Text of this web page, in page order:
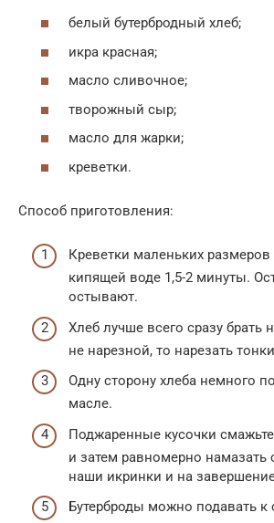
белый бутербродный хлеб;
икра красная;
масло сливочное;
творожный сыр;
масло для жарки;
креветки.
Способ приготовления:
Креветки маленьких размеров
кипящей воде 1,5-2 минуты.
остывают.
Хлеб лучше всего сразу брать
не нарезной, то нарезать
Одну сторону хлеба немного
масле.
Поджаренные кусочки
и затем равномерно
наши икринки и на
Бутерброды можно подавать к